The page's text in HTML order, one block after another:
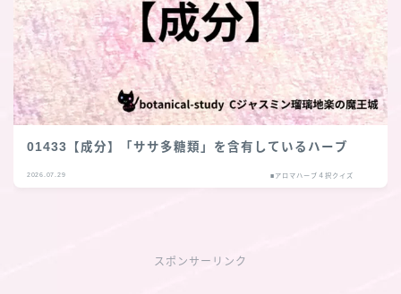
01433【成分】「ササ多糖類」を含有しているハーブ
2026.07.29 ■アロマハーブ４択クイズ
スポンサーリンク